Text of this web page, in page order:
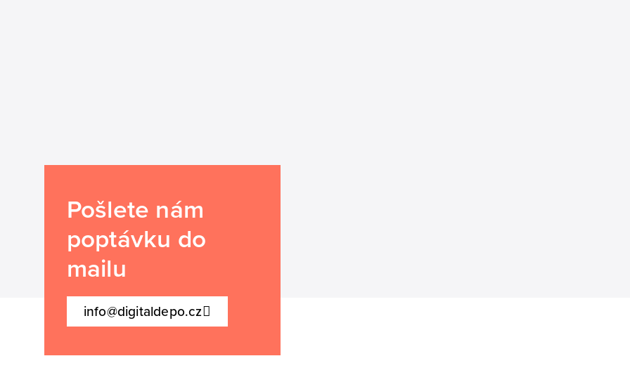
Pošlete nám
poptávku do
mailu
info@digitaldepo.cz